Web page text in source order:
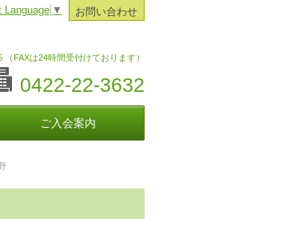
お問い合わせ
Language ▼
FAXは24時間受付けております）
0422-22-3632
ご入会案内